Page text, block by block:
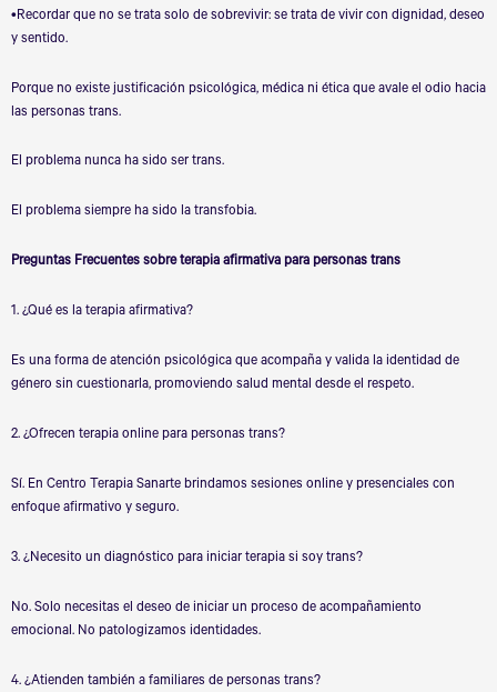
•Recordar que no se trata solo de sobrevivir: se trata de vivir con dignidad, deseo
y sentido.
Porque no existe justificación psicológica, médica ni ética que avale el odio hacia
las personas trans.
El problema nunca ha sido ser trans.
El problema siempre ha sido la transfobia.
Preguntas Frecuentes sobre terapia afirmativa para personas trans
1. ¿Qué es la terapia afirmativa?
Es una forma de atención psicológica que acompaña y valida la identidad de
género sin cuestionarla, promoviendo salud mental desde el respeto.
2. ¿Ofrecen terapia online para personas trans?
Sí. En Centro Terapia Sanarte brindamos sesiones online y presenciales con
enfoque afirmativo y seguro.
3. ¿Necesito un diagnóstico para iniciar terapia si soy trans?
No. Solo necesitas el deseo de iniciar un proceso de acompañamiento
emocional. No patologizamos identidades.
4. ¿Atienden también a familiares de personas trans?